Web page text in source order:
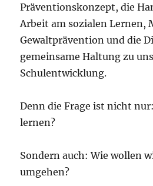
Präventionskonzept, die
Arbeit am sozialen Lernen,
Gewaltprävention und die
gemeinsame Haltung zu
Schulentwicklung.
Denn die Frage ist nicht
lernen?
Sondern auch: Wie wollen
umgehen?